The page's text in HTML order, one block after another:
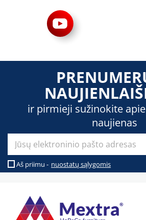
ir pirmieji sužinokite
naujienas
Aš priimu - nuostatų sąlygomis